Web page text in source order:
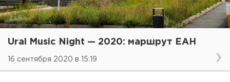
Ural Music Night — 2020: маршрут ЕАН
16 сентября 2020 в 15:19